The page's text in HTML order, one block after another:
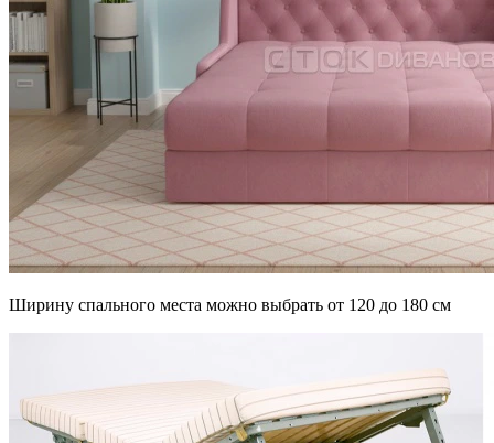
Ширину спального места можно выбрать от 120 до 180 см